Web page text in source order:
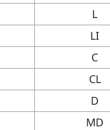
L
LI
C
CL
D
MD